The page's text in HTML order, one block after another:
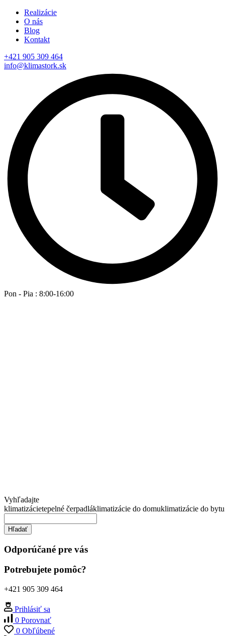
Realizácie
O nás
Blog
Kontakt
+421 905 309 464
info@klimastork.sk
Pon - Pia : 8:00-16:00
Vyhľadajte
klimatizácietepelné čerpadláklimatizácie do domuklimatizácie do bytu
Hľadať
Odporúčané pre vás
Potrebujete pomôc?
+421 905 309 464
Prihlásiť sa
0 Porovnať
0 Obľúbené